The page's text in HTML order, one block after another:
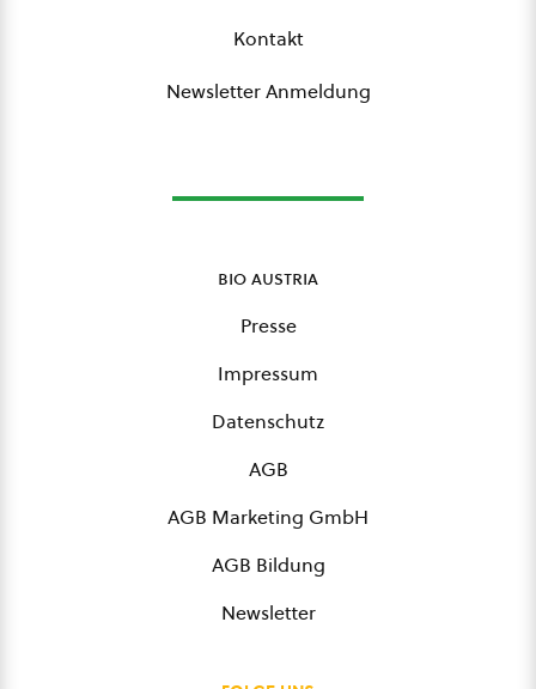
Kontakt
Newsletter Anmeldung
bio austria
Presse
Impressum
Datenschutz
AGB
AGB Marketing GmbH
AGB Bildung
Newsletter